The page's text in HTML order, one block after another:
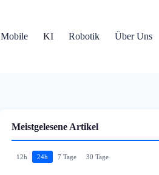
Mobile KI Robotik Über Uns
Meistgelesene Artikel
12h 24h 7 Tage 30 Tage